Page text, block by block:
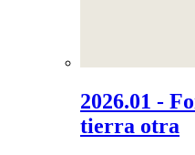
2026.01 -
tierra otra